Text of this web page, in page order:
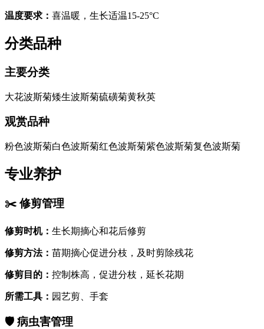
温度要求 ： 喜温暖，生长适温15-25°C
分类品种
主要分类
大花波斯菊矮生波斯菊硫磺菊黄秋英
观赏品种
粉色波斯菊白色波斯菊红色波斯菊紫色波斯菊复色波斯菊
专业养护
✂️ 修剪管理
修剪时机： 生长期摘心和花后修剪
修剪方法： 苗期摘心促进分枝，及时剪除残花
修剪目的 ： 控制株高，促进分枝，延长花期
所需工具 ： 园艺剪、手套
🛡️ 病虫害管理